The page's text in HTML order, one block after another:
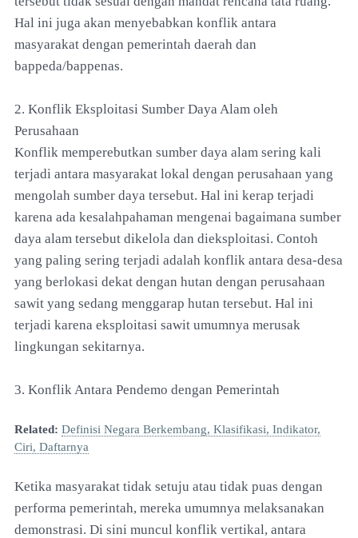
Hal ini juga akan menyebabkan konflik antara
masyarakat dengan pemerintah daerah dan
bappeda/bappenas.
2. Konflik Eksploitasi Sumber Daya Alam oleh
Perusahaan
Konflik memperebutkan sumber daya alam sering kali
terjadi antara masyarakat lokal dengan perusahaan yang
mengolah sumber daya tersebut. Hal ini kerap terjadi
karena ada kesalahpahaman mengenai bagaimana sumber
daya alam tersebut dikelola dan dieksploitasi. Contoh
yang paling sering terjadi adalah konflik antara desa-desa
yang berlokasi dekat dengan hutan dengan perusahaan
sawit yang sedang menggarap hutan tersebut. Hal ini
terjadi karena eksploitasi sawit umumnya merusak
lingkungan sekitarnya.
3. Konflik Antara Pendemo dengan Pemerintah
Related: Definisi Negara Berkembang, Klasifikasi, Indikator,
Ciri, Daftarnya
Ketika masyarakat tidak setuju atau tidak puas dengan
performa pemerintah, mereka umumnya melaksanakan
demonstrasi. Di sini muncul konflik vertikal, antara